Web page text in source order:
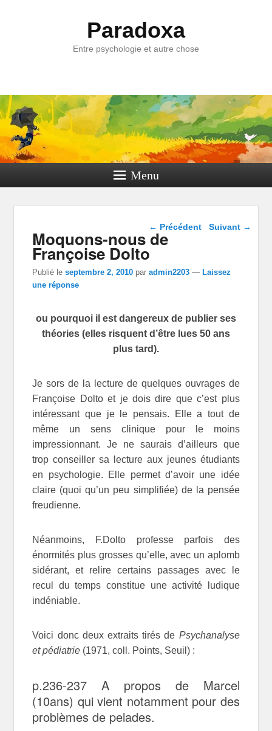
Paradoxa
Entre psychologie et autre chose
Menu
Navigation dans les
← Précédent Suivant →
Moquons-nous de
Françoise Dolto
Publié leseptembre 2, 2010 paradmin2203 —Laissez
une réponse
ou pourquoi il est dangereux de publier ses
théories (elles risquent d’être lues 50 ans
plus tard).
Je sors de la lecture de quelques ouvrages de
Françoise Dolto et je dois dire que c’est plus
intéressant que je le pensais. Elle a tout de
même un sens clinique pour le moins
impressionnant. Je ne saurais d’ailleurs que
trop conseiller sa lecture aux jeunes étudiants
en psychologie. Elle permet d’avoir une idée
claire (quoi qu’un peu simplifiée) de la pensée
freudienne.
Néanmoins, F.Dolto professe parfois des
énormités plus grosses qu’elle, avec un aplomb
sidérant, et relire certains passages avec le
recul du temps constitue une activité ludique
indéniable.
Voici donc deux extraits tirés de Psychanalyse
et pédiatrie (1971, coll. Points, Seuil) :
p.236-237 A propos de Marcel
(10ans) qui vient notamment pour des
problèmes de pelades.